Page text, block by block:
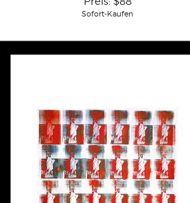
Sofort-Kaufen